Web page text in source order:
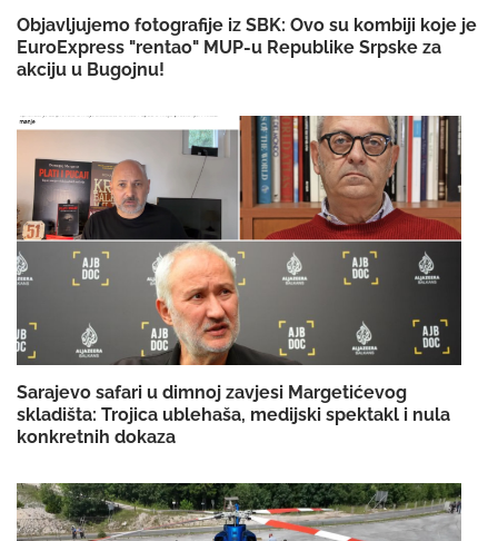
Objavljujemo fotografije iz SBK: Ovo su kombiji koje je
EuroExpress "rentao" MUP-u Republike Srpske za
akciju u Bugojnu!
Sarajevo safari u dimnoj zavjesi Margetićevog
skladišta: Trojica ublehaša, medijski spektakl i nula
konkretnih dokaza